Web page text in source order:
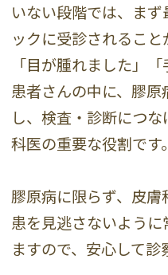
いない段階では、ま
ックに受診されること
「目が腫れました」
患者さんの中に、膠
し、検査・診断につ
科医の重要な役割です。
膠原病に限らず、皮
患を見逃さないよう
ますので、安心して